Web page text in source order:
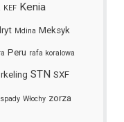
KEF Kenia
Mdina Meksyk
Peru rafa koralowa
STN SXF
Włochy zorza